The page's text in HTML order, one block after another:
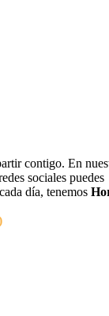
contigo. En
sociales puedes
día, tenemos